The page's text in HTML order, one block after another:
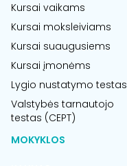
Kursai vaikams
Kursai moksleiviams
Kursai suaugusiems
Kursai įmonėms
Lygio nustatymo testas
Valstybės tarnautojo
testas (CEPT)
MOKYKLOS